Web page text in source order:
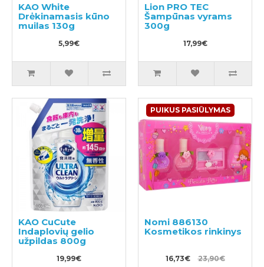
KAO White
Drėkinamasis kūno
muilas 130g
5,99€
Lion PRO TEC
Šampūnas vyrams
300g
17,99€
KAO CuCute
Indaplovių gelio
užpildas 800g
19,99€
PUIKUS PASIŪLYMAS
Nomi 886130
Kosmetikos rinkinys
16,73€ 23,90€